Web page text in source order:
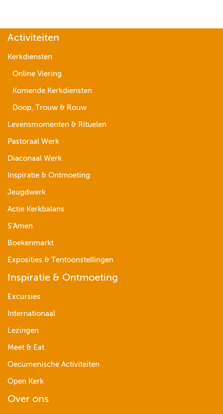
Activiteiten
Kerkdiensten
Online Viering
Komende Kerkdiensten
Doop, Trouw & Rouw
Levensmomenten & Rituelen
Pastoraal Werk
Diaconaal Werk
Inspiratie & Ontmoeting
Jeugdwerk
Actie Kerkbalans
S’Amen
Boekenmarkt
Exposities & Tentoonstellingen
Inspiratie & Ontmoeting
Excursies
Internationaal
Lezingen
Meet & Eat
Oecumenische Activiteiten
Open Kerk
Over ons